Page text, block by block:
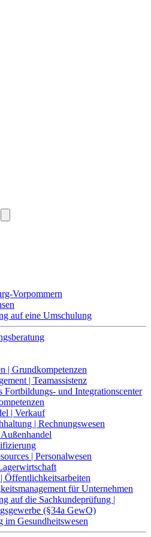
Vorpommern
auf eine Umschulung
| Grundkompetenzen
| Teamassistenz
Fortbildungs- und Integrationscenter
| Verkauf
| Rechnungswesen
| Personalwesen
Öffentlichkeitsarbeiten
für Unternehmen
auf die Sachkundeprüfung |
(§34a GewO)
im Gesundheitswesen